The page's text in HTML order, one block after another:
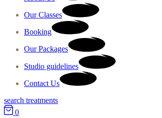
Our Classes
Booking
Our Packages
Studio guidelines
Contact Us
search treatments
0